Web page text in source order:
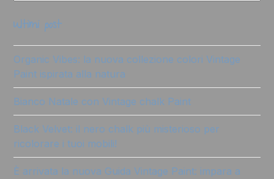
ultimi post
Organic Vibes: la nuova collezione colori Vintage
Paint ispirata alla natura
Bianco Natale con Vintage chalk Paint
Black Velvet: il nero chalk più misterioso per
ricolorare i tuoi mobili!
È arrivata la nuova Guida Vintage Paint: impara a